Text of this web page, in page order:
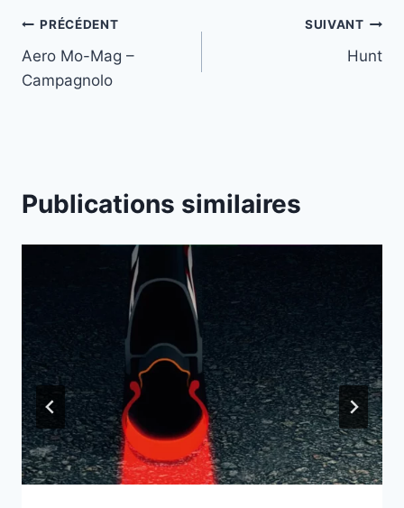
Navigation
de
PRÉCÉDENT
Aero Mo-Mag –
Campagnolo
SUIVANT
Hunt
Publications similaires